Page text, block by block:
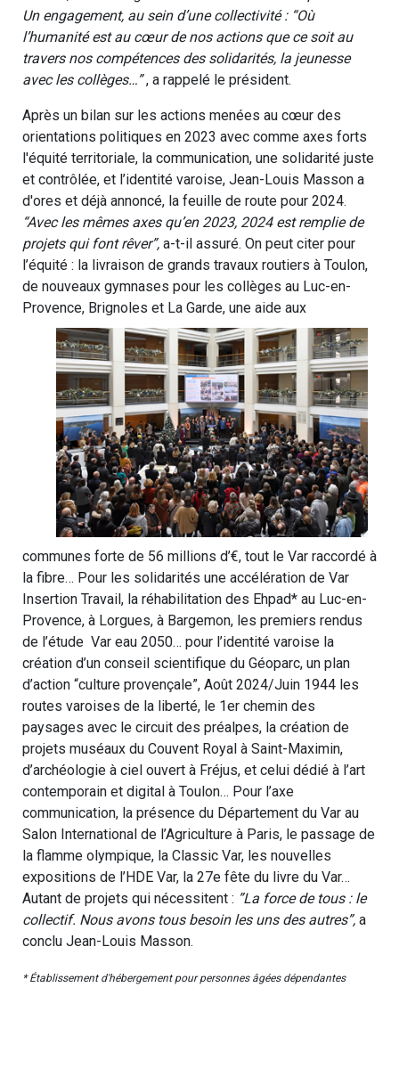
Un engagement, au sein d’une collectivité : “Où
l’humanité est au cœur de nos actions que ce soit au
travers nos compétences des solidarités, la jeunesse
avec les collèges…”, a rappelé le président.
Après un bilan sur les actions menées au cœur des
orientations politiques en 2023 avec comme axes forts
l'équité territoriale, la communication, une solidarité juste
et contrôlée, et l’identité varoise, Jean-Louis Masson a
d'ores et déjà annoncé, la feuille de route pour 2024.
“Avec les mêmes axes qu’en 2023, 2024 est remplie de
projets qui font rêver”, a-t-il assuré. On peut citer pour
l’équité : la livraison de grands travaux routiers à Toulon,
de nouveaux gymnases pour les collèges au Luc-en-
Provence, Brignoles et La Garde, une aide aux
communes forte de 56 millions d’€, tout le Var raccordé à
la fibre… Pour les solidarités une accélération de Var
Insertion Travail, la réhabilitation des Ehpad* au Luc-en-
Provence, à Lorgues, à Bargemon, les premiers rendus
de l’étude Var eau 2050… pour l’identité varoise la
création d’un conseil scientifique du Géoparc, un plan
d’action “culture provençale”, Août 2024/Juin 1944 les
routes varoises de la liberté, le 1er chemin des
paysages avec le circuit des préalpes, la création de
projets muséaux du Couvent Royal à Saint-Maximin,
d’archéologie à ciel ouvert à Fréjus, et celui dédié à l’art
contemporain et digital à Toulon… Pour l’axe
communication, la présence du Département du Var au
Salon International de l’Agriculture à Paris, le passage de
la flamme olympique, la Classic Var, les nouvelles
expositions de l’HDE Var, la 27e fête du livre du Var…
Autant de projets qui nécessitent : ”La force de tous : le
collectif. Nous avons tous besoin les uns des autres”, a
conclu Jean-Louis Masson.
* Établissement d'hébergement pour personnes âgées dépendantes